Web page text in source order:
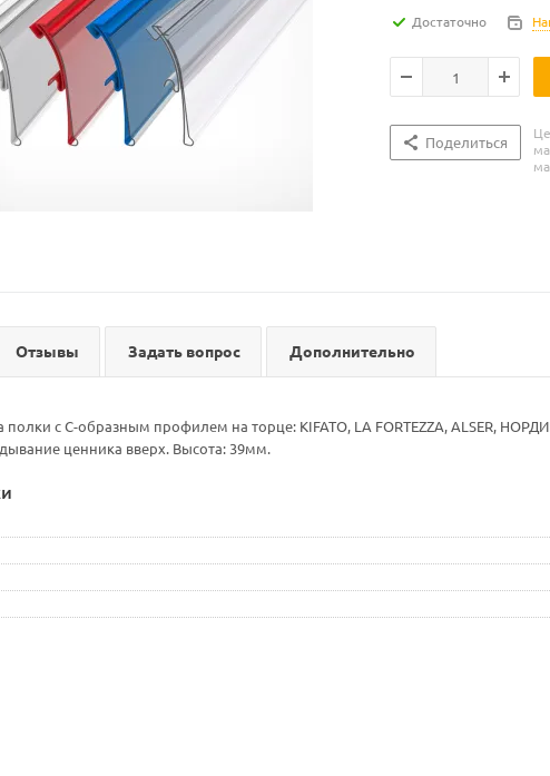
Достаточно
Поделиться
Отзывы Задать вопрос Дополнительно
полки с С-образным профилем на торце: KIFATO, LA FORTEZZA, ALSER,
ценника вверх. Высота: 39мм.